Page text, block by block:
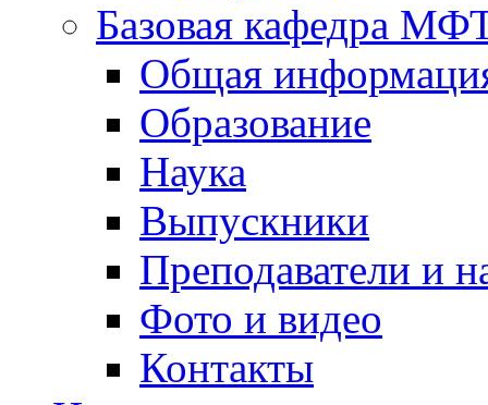
Базовая кафедра
Общая
Образование
Наука
Выпускники
Преподаватели и
Фото и видео
Контакты